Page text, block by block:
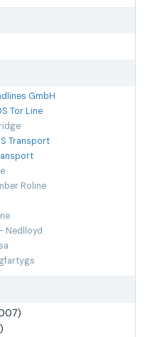
GmbH
Tor Line
Transport
Roline
Nedlloyd